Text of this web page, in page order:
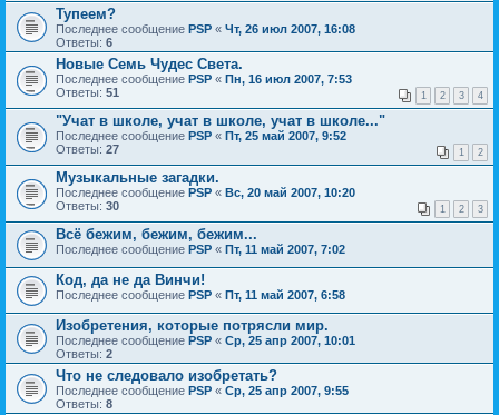
Тупеем?
Последнее сообщение PSP « Чт, 26 июл 2007, 16:08
Ответы: 6
Новые Семь Чудес Света.
Последнее сообщение PSP « Пн, 16 июл 2007, 7:53
Ответы: 51 1 2 3 4
"Учат в школе, учат в школе, учат в школе..."
Последнее сообщение PSP « Пт, 25 май 2007, 9:52
Ответы: 27 1 2
Музыкальные загадки.
Последнее сообщение PSP « Вс, 20 май 2007, 10:20
Ответы: 30 1 2 3
Всё бежим, бежим, бежим...
Последнее сообщение PSP « Пт, 11 май 2007, 7:02
Код, да не да Винчи!
Последнее сообщение PSP « Пт, 11 май 2007, 6:58
Изобретения, которые потрясли мир.
Последнее сообщение PSP « Ср, 25 апр 2007, 10:01
Ответы: 2
Что не следовало изобретать?
Последнее сообщение PSP « Ср, 25 апр 2007, 9:55
Ответы: 8